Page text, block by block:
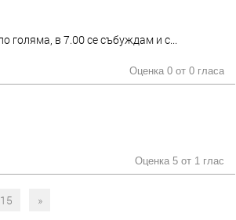
голяма, в 7.00 се събуждам и с...
Оценка 0 от 0 гласа
Оценка 5 от 1 глас
15 »